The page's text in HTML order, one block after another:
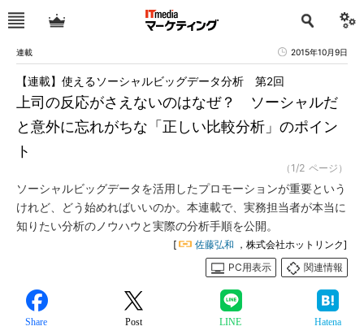
連載 2015年10月9日
上司の反応がさえないのはなぜ？ ソーシャルだ
と意外に忘れがちな「正しい比較分析」のポイン
ト
【連載】使えるソーシャルビッグデータ分析 第2回
（1/2 ページ）
ソーシャルビッグデータを活用したプロモーションが重要という
けれど、どう始めればいいのか。本連載で、実務担当者が本当に
知りたい分析のノウハウと実際の分析手順を公開。
[ 佐藤弘和 ，株式会社ホットリンク]
PC用表示
関連情報
Share Post LINE Hatena